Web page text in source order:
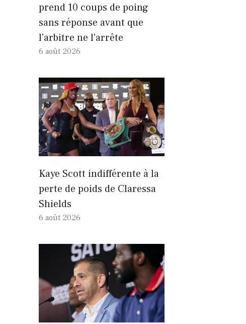
prend 10 coups de poing
sans réponse avant que
l'arbitre ne l'arrête
6 août 2026
Kaye Scott indifférente à la
perte de poids de Claressa
Shields
6 août 2026